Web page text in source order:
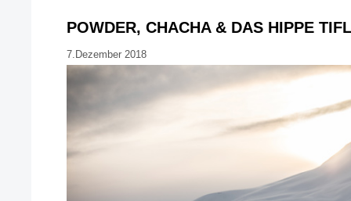
POWDER, CHACHA & DAS HIPPE
7.Dezember 2018